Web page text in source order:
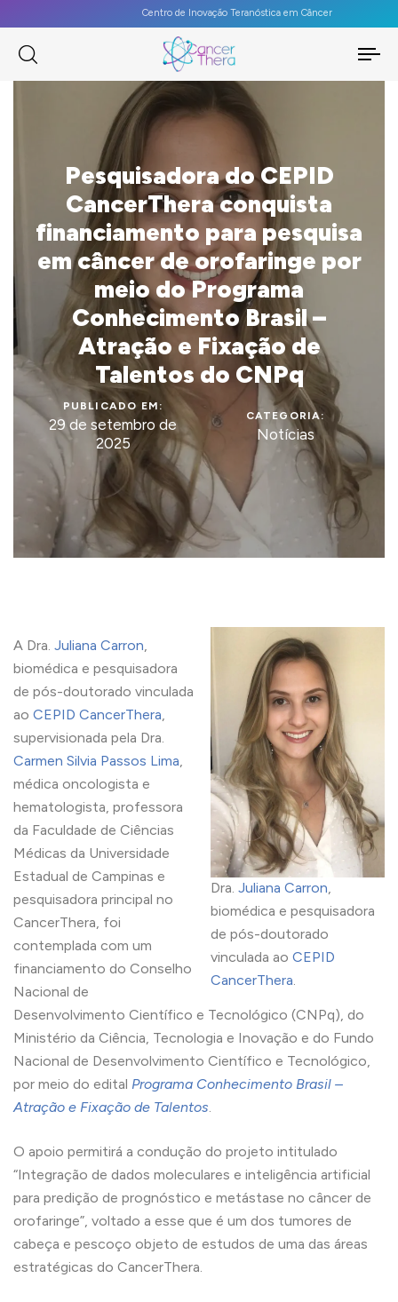
Centro de Inovação Teranóstica em Câncer
Pesquisadora do CEPID
CancerThera conquista
financiamento para pesquisa
em câncer de orofaringe por
meio do Programa
Conhecimento Brasil –
Atração e Fixação de
Talentos do CNPq
PUBLICADO EM:
29 de setembro de
2025
CATEGORIA:
Notícias
Dra. Juliana Carron,
biomédica e pesquisadora
de pós-doutorado
vinculada ao CEPID
CancerThera.
A Dra. Juliana Carron,
biomédica e pesquisadora
de pós-doutorado vinculada
ao CEPID CancerThera,
supervisionada pela Dra.
Carmen Silvia Passos Lima,
médica oncologista e
hematologista, professora
da Faculdade de Ciências
Médicas da Universidade
Estadual de Campinas e
pesquisadora principal no
CancerThera, foi
contemplada com um
financiamento do Conselho
Nacional de
Desenvolvimento Científico e Tecnológico (CNPq), do
Ministério da Ciência, Tecnologia e Inovação e do Fundo
Nacional de Desenvolvimento Científico e Tecnológico,
por meio do edital Programa Conhecimento Brasil –
Atração e Fixação de Talentos.
O apoio permitirá a condução do projeto intitulado
“Integração de dados moleculares e inteligência artificial
para predição de prognóstico e metástase no câncer de
orofaringe”, voltado a esse que é um dos tumores de
cabeça e pescoço objeto de estudos de uma das áreas
estratégicas do CancerThera.